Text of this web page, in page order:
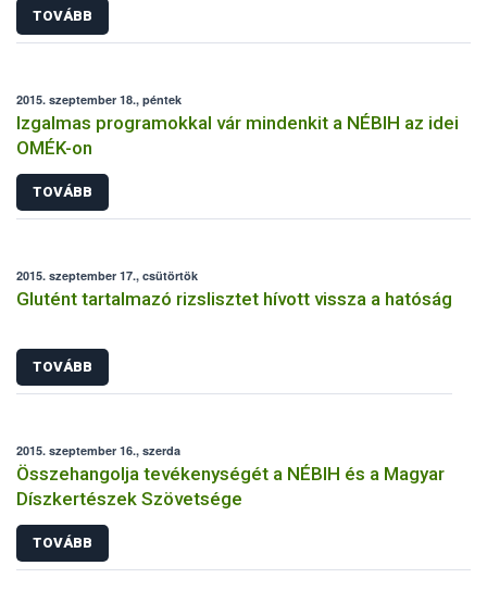
TOVÁBB
2015. szeptember 18., péntek
Izgalmas programokkal vár mindenkit a NÉBIH az idei
OMÉK-on
TOVÁBB
2015. szeptember 17., csütörtök
Glutént tartalmazó rizslisztet hívott vissza a hatóság
TOVÁBB
2015. szeptember 16., szerda
Összehangolja tevékenységét a NÉBIH és a Magyar
Díszkertészek Szövetsége
TOVÁBB